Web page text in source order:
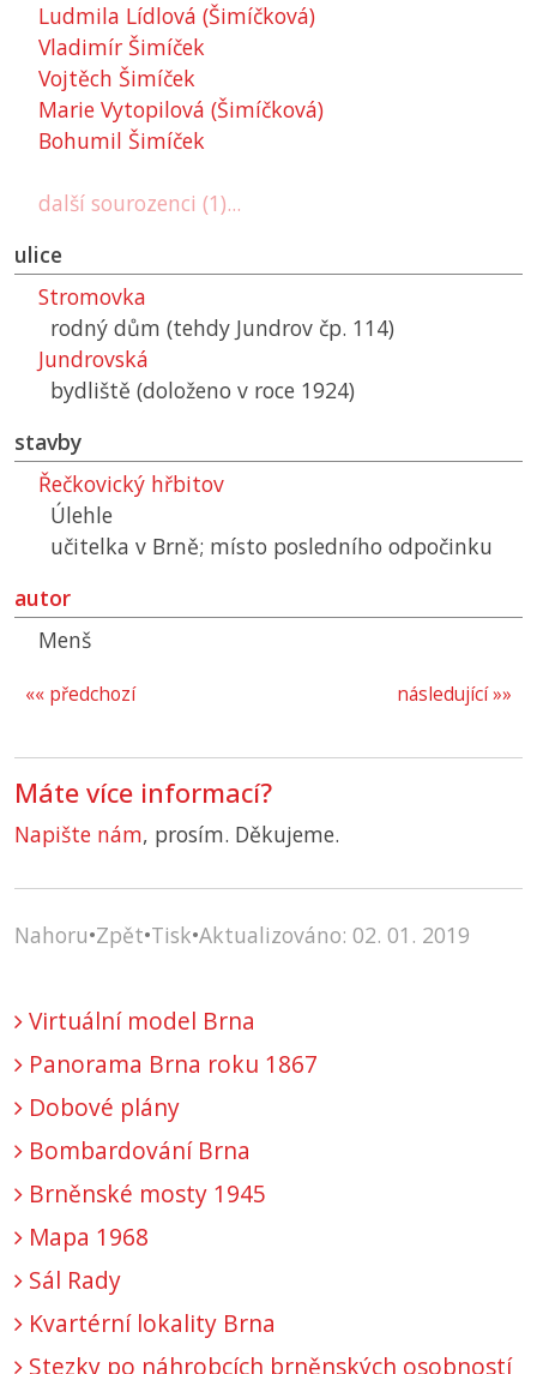
Ludmila Lídlová (Šimíčková)
Vladimír Šimíček
Vojtěch Šimíček
Marie Vytopilová (Šimíčková)
Bohumil Šimíček
další sourozenci (1)...
ulice
Stromovka
rodný dům (tehdy Jundrov čp. 114)
Jundrovská
bydliště (doloženo v roce 1924)
stavby
Řečkovický hřbitov
Úlehle
učitelka v Brně; místo posledního odpočinku
autor
Menš
následující »»
«« předchozí
Máte více informací?
Napište nám, prosím. Děkujeme.
Nahoru•Zpět•Tisk•Aktualizováno: 02. 01. 2019
Virtuální model Brna
Panorama Brna roku 1867
Dobové plány
Bombardování Brna
Brněnské mosty 1945
Mapa 1968
Sál Rady
Kvartérní lokality Brna
Stezky po náhrobcích brněnských osobností